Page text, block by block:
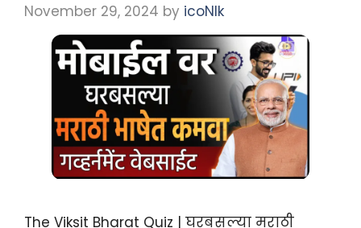
November 29, 2024 by icoNIk
The Viksit Bharat Quiz | घरबसल्या मराठी